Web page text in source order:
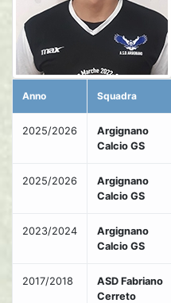
Anno Squadra
2025/2026
Argignano
Calcio GS
2025/2026
Argignano
Calcio GS
2023/2024
Argignano
Calcio GS
2017/2018
ASD Fabriano
Cerreto